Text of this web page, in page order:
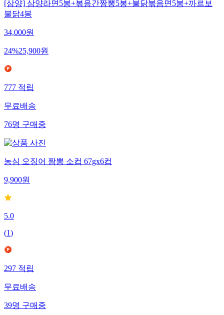
[삼양] 삼양라면5봉+볶음간짬뽕5봉+불닭볶음면5봉+까르보
불닭4봉
34,000원
24%25,900원
777적립
무료배송
76명구매중
농심 오징어 짬뽕 소컵 67gx6컵
9,900원
5.0
(1)
297적립
무료배송
39명구매중